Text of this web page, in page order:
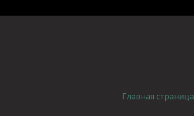
Главная страница